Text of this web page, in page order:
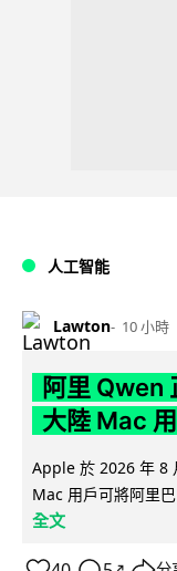
人工智能
Lawton 10 小時
阿里 Qwen
大陸 Mac
Apple 於 2026 年 8
Mac 用戶可將阿里
全文